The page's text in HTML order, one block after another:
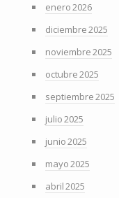
enero 2026
diciembre 2025
noviembre 2025
octubre 2025
septiembre 2025
julio 2025
junio 2025
mayo 2025
abril 2025